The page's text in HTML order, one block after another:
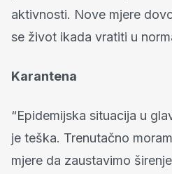
aktivnosti. Nove mjere
se život ikada vratiti u
Karantena
“Epidemijska situacija u
je teška. Trenutačno
mjere da zaustavimo